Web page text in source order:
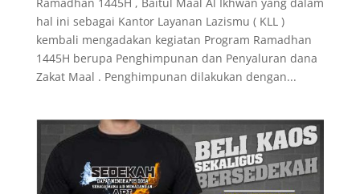
Ramadhan 1445H , Baitul Maal Al Ikhwan yang dalam
hal ini sebagai Kantor Layanan Lazismu ( KLL )
kembali mengadakan kegiatan Program Ramadhan
1445H berupa Penghimpunan dan Penyaluran dana
Zakat Maal . Penghimpunan dilakukan dengan...